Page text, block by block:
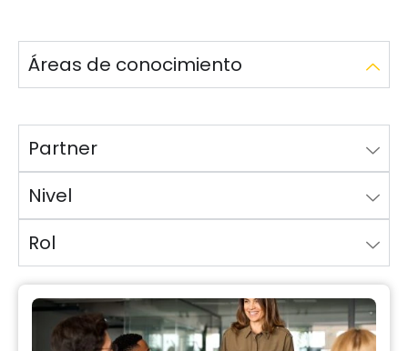
Áreas de conocimiento
Partner
Nivel
Rol